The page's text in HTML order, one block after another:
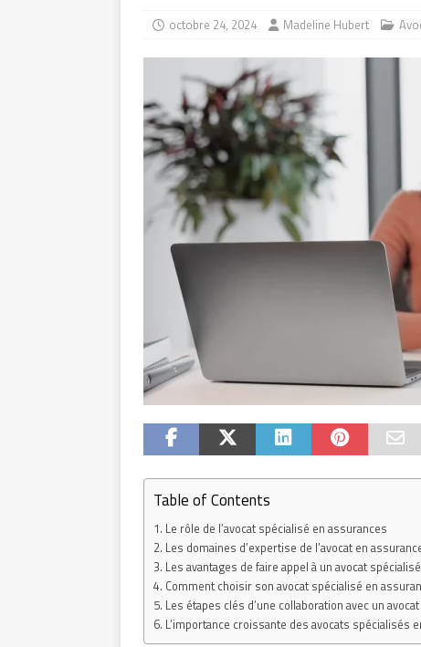
octobre 24, 2024 Madeline Hubert
Table of Contents
Le rôle de l’avocat spécialisé en assurances
Les domaines d’expertise de l’avocat en
Les avantages de faire appel à un avocat
Comment choisir son avocat spécialisé en
Les étapes clés d’une collaboration avec un
L’importance croissante des avocats spécialisés